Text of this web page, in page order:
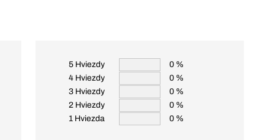
5 Hviezdy
0 %
4 Hviezdy
0 %
3 Hviezdy
0 %
2 Hviezdy
0 %
1 Hviezda
0 %